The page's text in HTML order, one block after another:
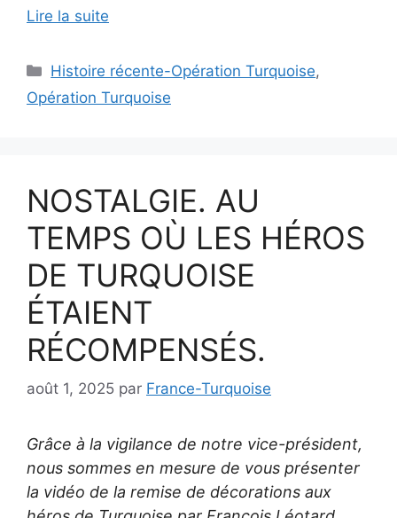
Lire la suite
Catégories
Histoire récente-Opération Turquoise,
Opération Turquoise
NOSTALGIE. AU
TEMPS OÙ LES HÉROS
DE TURQUOISE
ÉTAIENT
RÉCOMPENSÉS.
août 1, 2025 par France-Turquoise
Grâce à la vigilance de notre vice-président,
nous sommes en mesure de vous présenter
la vidéo de la remise de décorations aux